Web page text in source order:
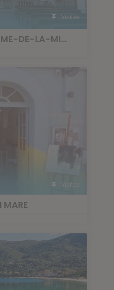
Visites
EGLISE NOTRE-DAME-DE-LA-MISÉRICORDE
Visites
MARE